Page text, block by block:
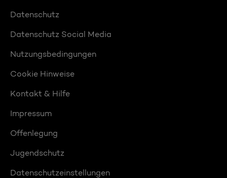
Datenschutz
Datenschutz Social Media
Nutzungsbedingungen
Cookie Hinweise
Kontakt & Hilfe
Impressum
Offenlegung
Jugendschutz
Datenschutzeinstellungen